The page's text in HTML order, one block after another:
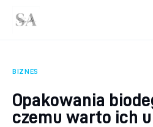
Uroda
BIZNES
Opakowania
czemu warto ich